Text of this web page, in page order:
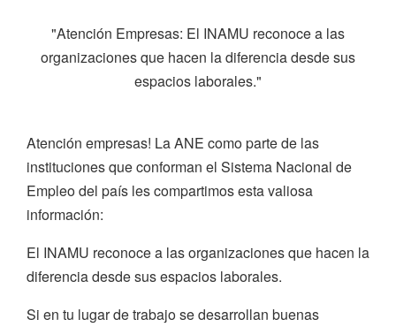
"Atención Empresas: El INAMU reconoce a las
organizaciones que hacen la diferencia desde sus
espacios laborales."
Atención empresas! La ANE como parte de las
instituciones que conforman el Sistema Nacional de
Empleo del país les compartimos esta valiosa
información:
El INAMU reconoce a las organizaciones que hacen la
diferencia desde sus espacios laborales.
Si en tu lugar de trabajo se desarrollan buenas